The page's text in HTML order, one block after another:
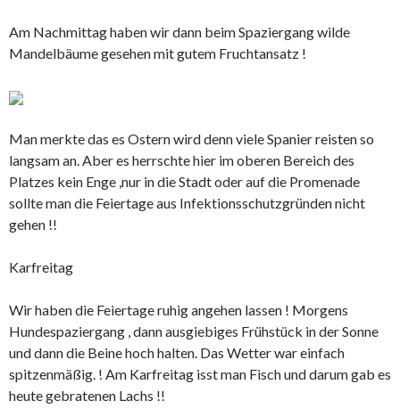
Am Nachmittag haben wir dann beim Spaziergang wilde
Mandelbäume gesehen mit gutem Fruchtansatz !
Man merkte das es Ostern wird denn viele Spanier reisten so
langsam an. Aber es herrschte hier im oberen Bereich des
Platzes kein Enge ,nur in die Stadt oder auf die Promenade
sollte man die Feiertage aus Infektionsschutzgründen nicht
gehen !!
Karfreitag
Wir haben die Feiertage ruhig angehen lassen ! Morgens
Hundespaziergang , dann ausgiebiges Frühstück in der Sonne
und dann die Beine hoch halten. Das Wetter war einfach
spitzenmäßig. ! Am Karfreitag isst man Fisch und darum gab es
heute gebratenen Lachs !!